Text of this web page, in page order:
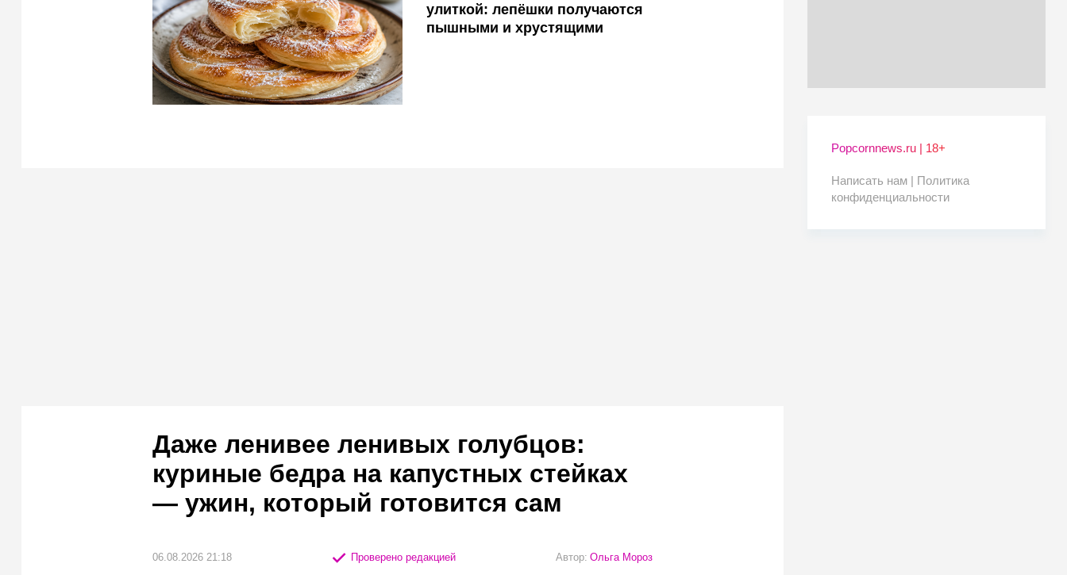
улиткой: лепёшки получаются
пышными и хрустящими
Даже ленивее ленивых голубцов:
куриные бедра на капустных стейках
— ужин, который готовится сам
06.08.2026 21:18 Проверено редакцией Автор: Ольга Мороз
Popcornnews.ru | 18+
Написать нам | Политика
конфиденциальности